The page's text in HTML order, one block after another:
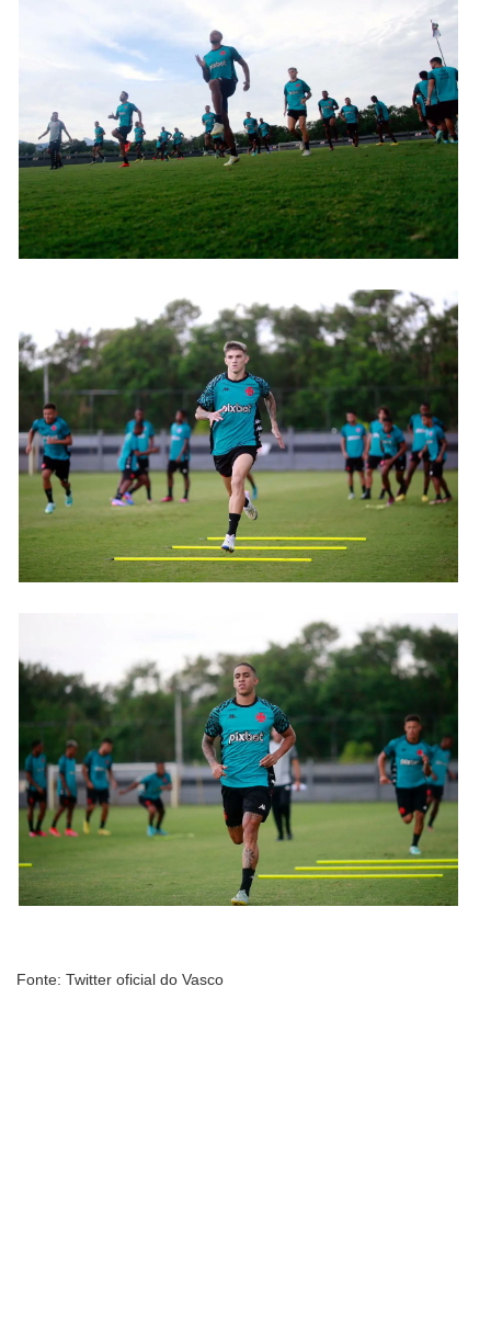
Fonte: Twitter oficial do Vasco